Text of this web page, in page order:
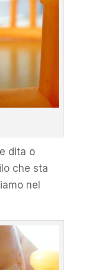
dita o
che sta
nel